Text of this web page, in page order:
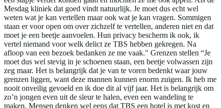
Mesdag kliniek dat goed vindt natuurlijk. Je moet dus echt wel
weten wat je kan vertellen maar ook wat je kan vragen. Sommigen
staan er voor open om over zichzelf te vertellen, anderen niet en dat
moet je een beetje aanvoelen. Hun privacy bescherm ik ook, ik
vertel niemand voor welk delict ze TBS hebben gekregen. Na
afloop van een bezoek bedanken ze me vaak." Grenzen stellen “Je
moet dus wel stevig in je schoenen staan, een beetje volwassen zijn
zeg maar. Het is belangrijk dat je van te voren bedenkt waar jouw
grenzen liggen, want deze mannen kunnen enorm zuigen. Ik heb me
nooit onveilig gevoeld en ik doe dit al vijf jaar. Het is belangrijk om
zo’n jongen even uit de sleur te halen, even een wandeling te
maken. Mensen denken wel eens dat TBS een hotel is met kost en